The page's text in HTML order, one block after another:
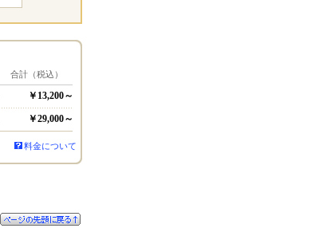
合計（税込）
￥13,200～
￥29,000～
料金について